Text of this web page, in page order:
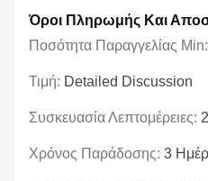
Όροι Πληρωμής Και
Ποσότητα Παραγγελίας Min:
Τιμή: Detailed Discussion
Συσκευασία Λεπτομέρειες:
Χρόνος Παράδοσης: 3